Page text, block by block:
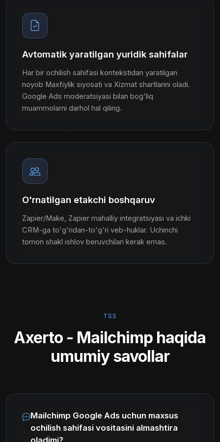
Avtomatik yaratilgan yuridik sahifalar
Har bir ochilish sahifasi kontekstidan yaratilgan
noyob Maxfiylik siyosati va Xizmat shartlarini oladi.
Google Ads moderatsiyasi bilan bog'liq
muammolarni darhol hal qiling.
O'rnatilgan etakchi boshqaruv
Zapier/Make, Zapier mahalliy integratsiyasi va ichki
CRM-ga to'g'ridan-to'g'ri veb-huklar. Uchinchi
tomon shakl ishlov beruvchilari kerak emas.
TSS
Axerto - Mailchimp haqida
umumiy savollar
Mailchimp Google Ads uchun maxsus
ochilish sahifasi vositasini almashtira